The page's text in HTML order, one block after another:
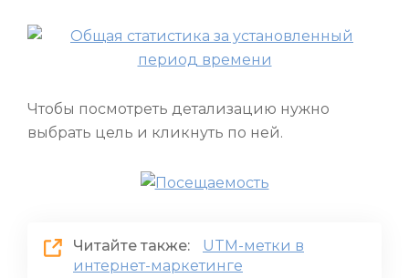
Чтобы посмотреть детализацию нужно
выбрать цель и кликнуть по ней.
Читайте также:
UTM-метки в
интернет-маркетинге